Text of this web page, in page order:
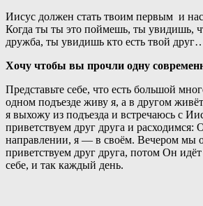
Иисус должен стать твоим первым и
Когда ты ты это поймешь, ты увидишь,
дружба, ты увидишь кто есть твой
Хочу чтобы вы прочли одну
Представьте себе, что есть большой
одном подъезде живу я, а в другом
я выхожу из подъезда и встречаюсь с
приветствуем друг друга и расходимся:
направлении, я — в своём. Вечером мы
приветствуем друг друга, потом Он
себе, и так каждый день.